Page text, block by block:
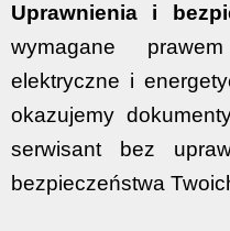
Uprawnienia i
wymagane
elektryczne i
okazujemy
serwisant bez
bezpieczeństwa